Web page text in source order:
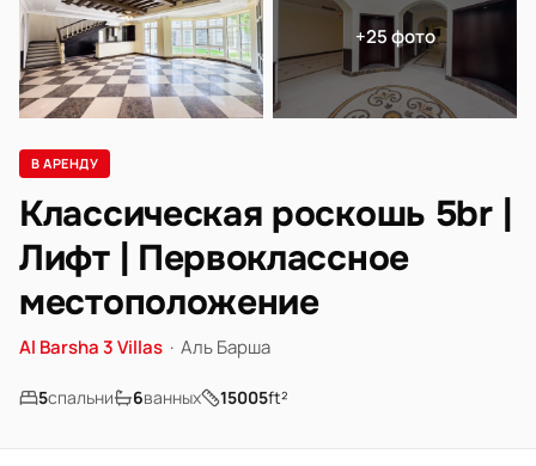
+25 фото
В АРЕНДУ
Классическая роскошь 5br |
Лифт | Первоклассное
местоположение
Al Barsha 3 Villas · Аль Барша
5спальни 6ванных 15005ft²